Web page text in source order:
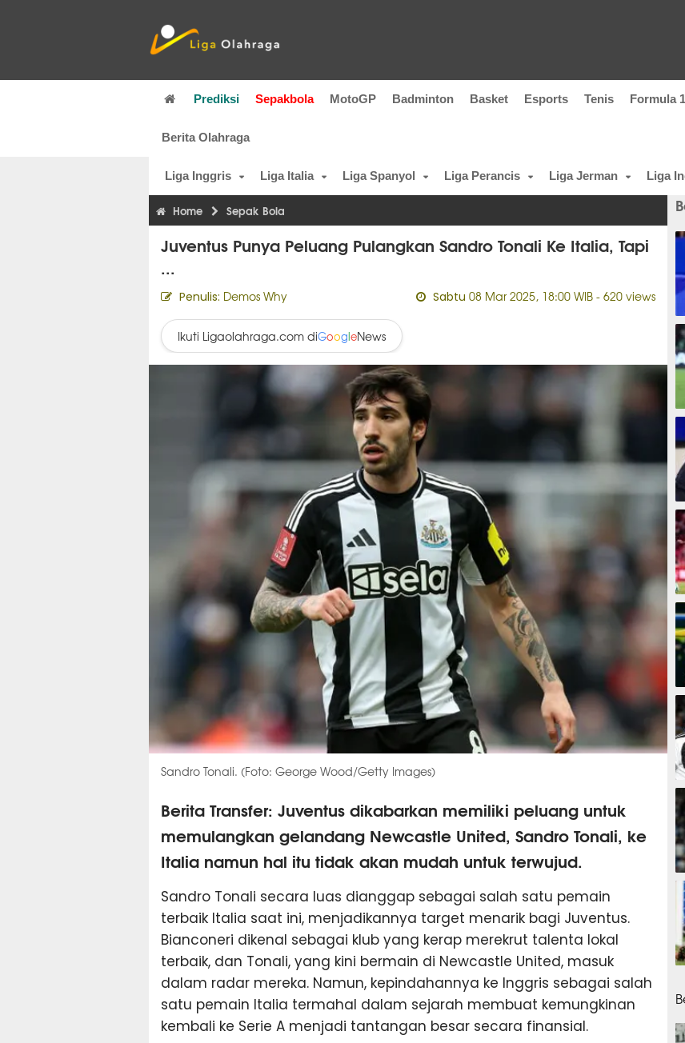
Prediksi Sepakbola MotoGP Badminton Basket Esports Tenis Formula 1
Berita Olahraga
Liga Inggris Liga Italia Liga Spanyol Liga Perancis Liga Jerman Liga
Home Sepak Bola
Juventus Punya Peluang Pulangkan Sandro Tonali Ke Italia, Tapi
...
Penulis: Demos Why Sabtu 08 Mar 2025, 18:00 WIB- 620 views
Ikuti Ligaolahraga.com diGoogleNews
Sandro Tonali. (Foto: George Wood/Getty Images)
Berita Transfer: Juventus dikabarkan memiliki peluang untuk
memulangkan gelandang Newcastle United, Sandro Tonali, ke
Italia namun hal itu tidak akan mudah untuk terwujud.
Sandro Tonali secara luas dianggap sebagai salah satu pemain
terbaik Italia saat ini, menjadikannya target menarik bagi Juventus.
Bianconeri dikenal sebagai klub yang kerap merekrut talenta lokal
terbaik, dan Tonali, yang kini bermain di Newcastle United, masuk
dalam radar mereka. Namun, kepindahannya ke Inggris sebagai salah
satu pemain Italia termahal dalam sejarah membuat kemungkinan
kembali ke Serie A menjadi tantangan besar secara finansial.